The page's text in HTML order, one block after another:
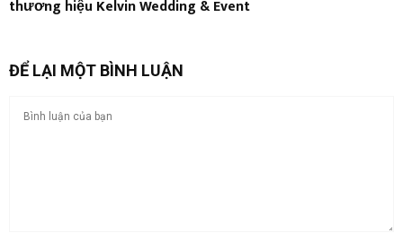
thương hiệu Kelvin Wedding & Event
ĐỂ LẠI MỘT BÌNH LUẬN